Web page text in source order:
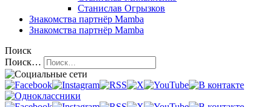
Станислав Огрызков
Знакомства партнёр Mamba
Знакомства партнёр Mamba
Поиск
Поиск…